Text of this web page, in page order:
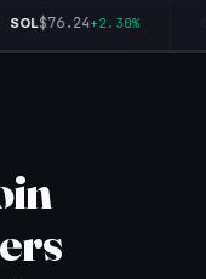
SOL$76.24+2.30%